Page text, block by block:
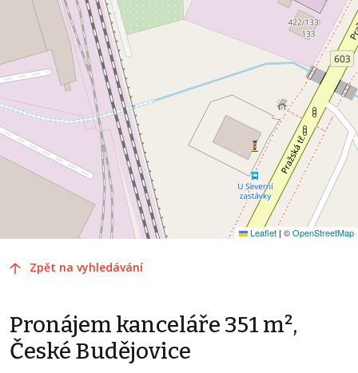
Leaflet | ©OpenStreetMap
Zpět na vyhledávání
Pronájem kanceláře 351 m²,
České Budějovice